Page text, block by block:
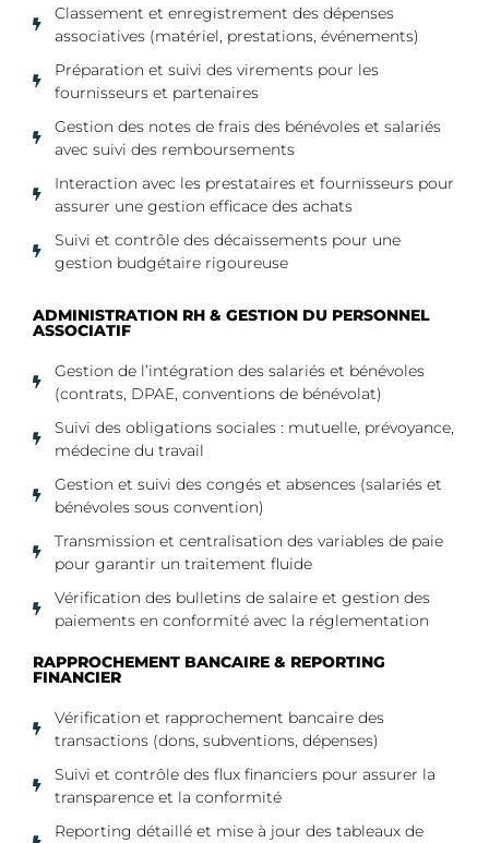
Classement et enregistrement des dépenses
associatives (matériel, prestations, événements)
Préparation et suivi des virements pour les
fournisseurs et partenaires
Gestion des notes de frais des bénévoles et salariés
avec suivi des remboursements
Interaction avec les prestataires et fournisseurs pour
assurer une gestion efficace des achats
Suivi et contrôle des décaissements pour une
gestion budgétaire rigoureuse
ADMINISTRATION RH & GESTION DU PERSONNEL
ASSOCIATIF
Gestion de l’intégration des salariés et bénévoles
(contrats, DPAE, conventions de bénévolat)
Suivi des obligations sociales : mutuelle, prévoyance,
médecine du travail
Gestion et suivi des congés et absences (salariés et
bénévoles sous convention)
Transmission et centralisation des variables de paie
pour garantir un traitement fluide
Vérification des bulletins de salaire et gestion des
paiements en conformité avec la réglementation
RAPPROCHEMENT BANCAIRE & REPORTING
FINANCIER
Vérification et rapprochement bancaire des
transactions (dons, subventions, dépenses)
Suivi et contrôle des flux financiers pour assurer la
transparence et la conformité
Reporting détaillé et mise à jour des tableaux de